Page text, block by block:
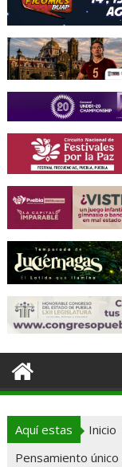
Aquí estas Inicio
Pensamiento